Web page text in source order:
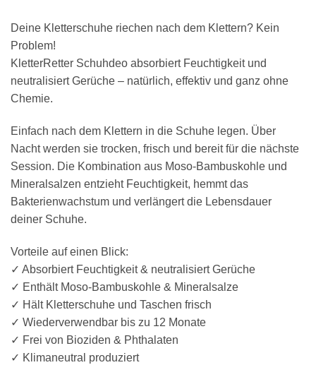
Deine Kletterschuhe riechen nach dem Klettern? Kein
Problem!
KletterRetter Schuhdeo absorbiert Feuchtigkeit und
neutralisiert Gerüche – natürlich, effektiv und ganz ohne
Chemie.
Einfach nach dem Klettern in die Schuhe legen. Über
Nacht werden sie trocken, frisch und bereit für die nächste
Session. Die Kombination aus Moso-Bambuskohle und
Mineral­salzen entzieht Feuchtigkeit, hemmt das
Bakterienwachstum und verlängert die Lebensdauer
deiner Schuhe.
Vorteile auf einen Blick:
✓ Absorbiert Feuchtigkeit & neutralisiert Gerüche
✓ Enthält Moso-Bambuskohle & Mineralsalze
✓ Hält Kletterschuhe und Taschen frisch
✓ Wiederverwendbar bis zu 12 Monate
✓ Frei von Bioziden & Phthalaten
✓ Klimaneutral produziert